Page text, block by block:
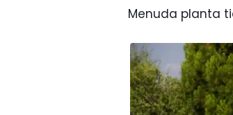
Menuda planta